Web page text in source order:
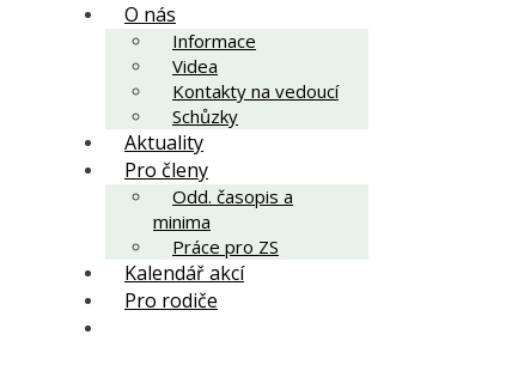
O nás
Informace
Videa
Kontakty na vedoucí
Schůzky
Aktuality
Pro členy
Odd. časopis a
minima
Práce pro ZS
Kalendář akcí
Pro rodiče